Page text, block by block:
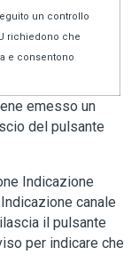
un controllo
richiedono che
e consentono
emesso un
del pulsante
Indicazione
canale
il pulsante
per indicare che